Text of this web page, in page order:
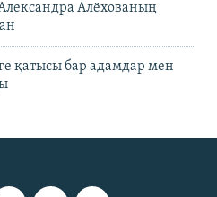
Алёхованың
қатысы бар адамдар мен